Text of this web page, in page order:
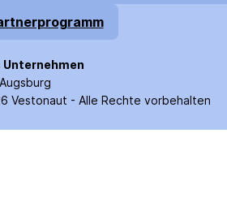
Vestonaut - Alle Rechte vorbehalten